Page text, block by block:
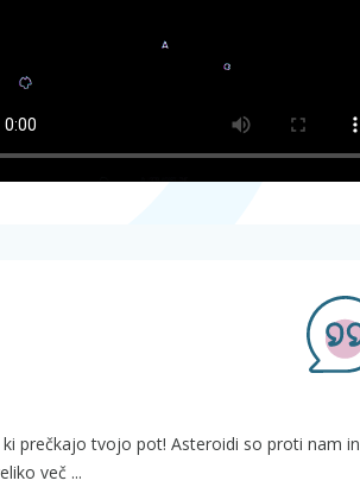
prečkajo tvojo pot! Asteroidi so proti nam in
več ...